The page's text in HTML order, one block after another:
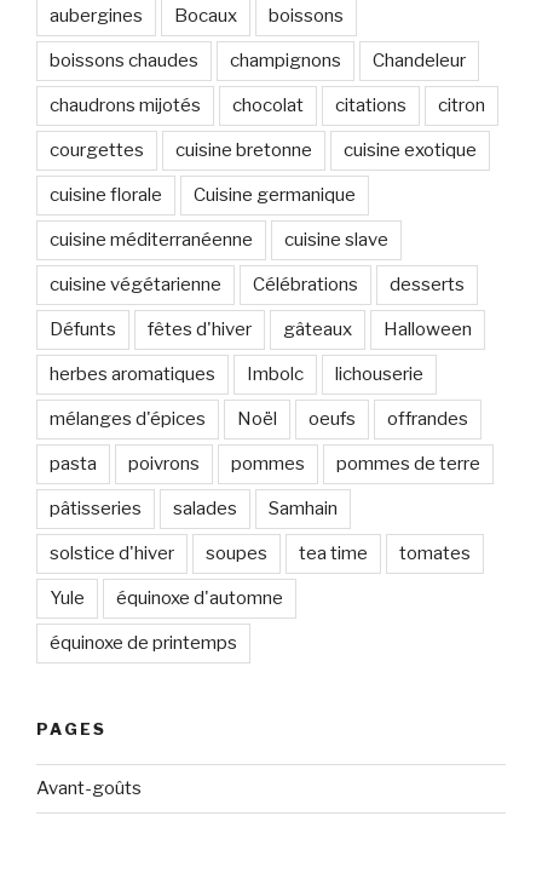
aubergines Bocaux boissons
boissons chaudes champignons Chandeleur
chaudrons mijotés chocolat citations citron
courgettes cuisine bretonne cuisine exotique
cuisine florale Cuisine germanique
cuisine méditerranéenne cuisine slave
cuisine végétarienne Célébrations desserts
Défunts fêtes d'hiver gâteaux Halloween
herbes aromatiques Imbolc lichouserie
mélanges d'épices Noël oeufs offrandes
pasta poivrons pommes pommes de terre
pâtisseries salades Samhain
solstice d'hiver soupes tea time tomates
Yule équinoxe d'automne
équinoxe de printemps
PAGES
Avant-goûts